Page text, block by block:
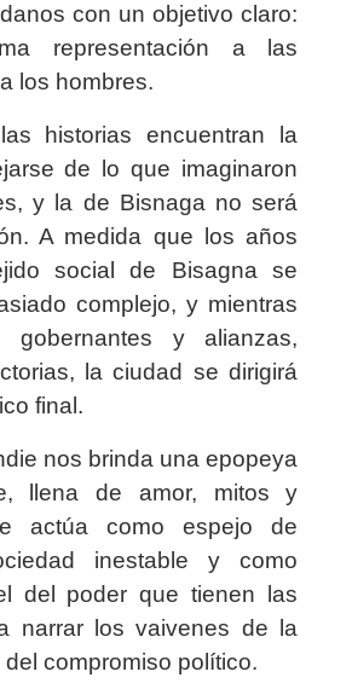
con un objetivo claro:
representación a las
los hombres.
historias encuentran la
de lo que imaginaron
y la de Bisnaga no será
A medida que los años
social de Bisagna se
complejo, y mientras
gobernantes y alianzas,
la ciudad se dirigirá
final.
nos brinda una epopeya
llena de amor, mitos y
actúa como espejo de
inestable y como
del poder que tienen las
narrar los vaivenes de la
del compromiso político.